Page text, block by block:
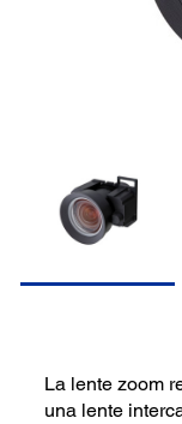
La lente zoom
una lente